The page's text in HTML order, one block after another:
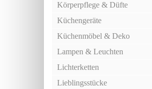
Körperpflege & Düfte
Küchengeräte
Küchenmöbel & Deko
Lampen & Leuchten
Lichterketten
Lieblingsstücke